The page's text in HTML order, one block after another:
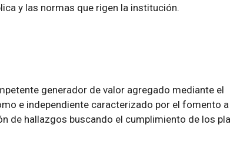
y las normas que rigen la institución.
generador de valor agregado mediante el
e independiente caracterizado por el fomento
hallazgos buscando el cumplimiento de los